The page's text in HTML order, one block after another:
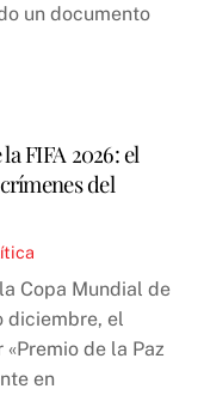
un documento
FIFA 2026: el
del
Copa Mundial de
diciembre, el
de la Paz
en